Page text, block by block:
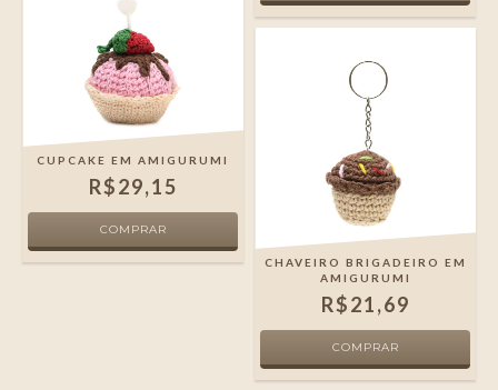
CUPCAKE EM AMIGURUMI
R$29,15
CHAVEIRO BRIGADEIRO EM
AMIGURUMI
R$21,69